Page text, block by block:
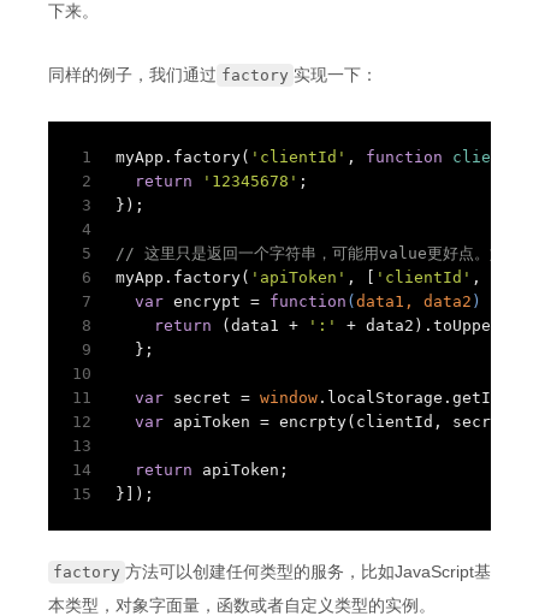
下来。
同样的例子，我们通过 factory 实现一下：
1
2
3
4
5
6
7
8
9
10
11
12
13
14
15
myApp.factory( 'clientId' , function
return
'12345678' ;
});
// 这里只是返回一个字符串，可能用value更好点。如果需
myApp.factory( 'apiToken' , [ 'clientId' ,
var encrypt = function ( data1, data2 )
return (data1 + ':'
+
  };
var secret = window .localStorage.getItem(
var apiToken = encrpty(clientId, secret);
return apiToken;
}]);
factory 方法可以创建任何类型的服务，比如JavaScript基
本类型，对象字面量，函数或者自定义类型的实例。